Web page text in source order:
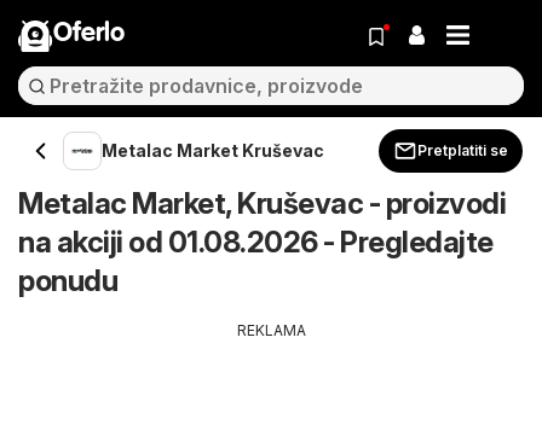
Oferlo
Metalac Market Kruševac Pretplatiti se
Metalac Market, Kruševac - proizvodi
na akciji od 01.08.2026 - Pregledajte
ponudu
REKLAMA